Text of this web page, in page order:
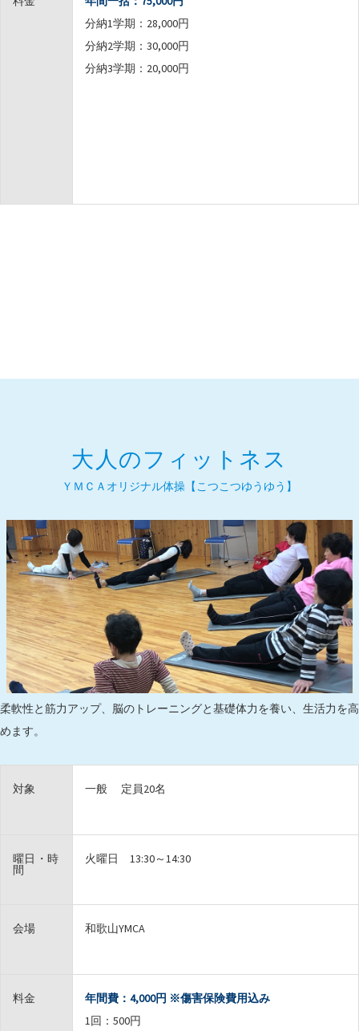
分納1学期：28,000円
分納2学期：30,000円
分納3学期：20,000円
大人のフィットネス
ＹＭＣＡオリジナル体操【こつこつゆうゆう】
柔軟性と筋力アップ、脳のトレーニングと基礎体力を養い、生活力を高
めます。
対象 一般 定員20名
曜日・時
間
火曜日 13:30～14:30
会場 和歌山YMCA
料金
年間費：4,000円 ※傷害保険費用込み
1回：500円